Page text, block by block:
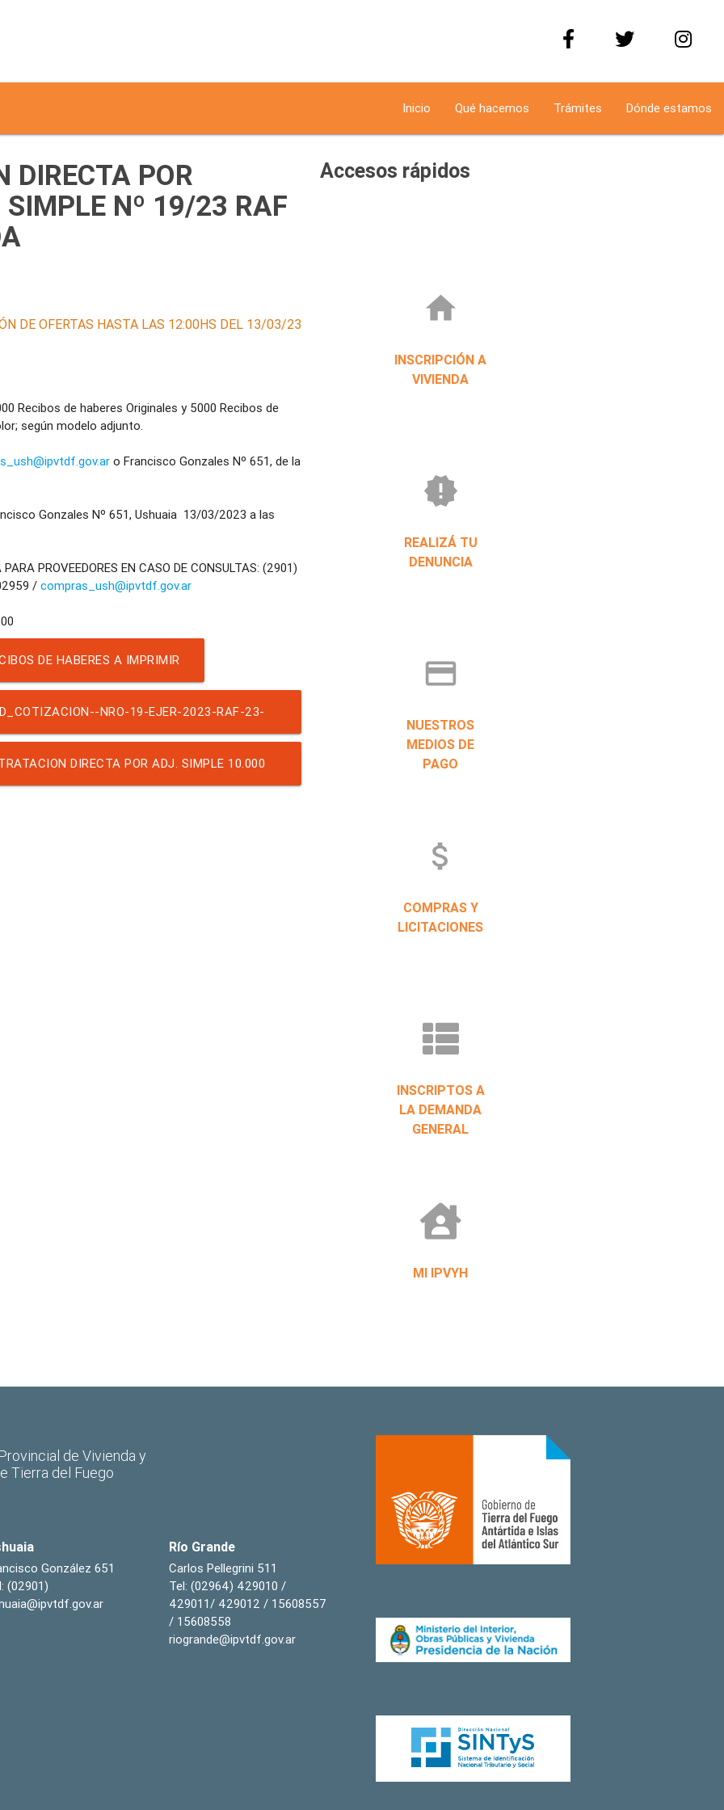
Inicio Qué hacemos Trámites Dónde estamos
DIRECTA POR
Nº 19/23 RAF
DE OFERTAS HASTA LAS 12:00HS DEL 13/03/23
Recibos de haberes Originales y 5000 Recibos de
según modelo adjunto.
o Francisco Gonzales Nº 651, de la
Gonzales Nº 651, Ushuaia 13/03/2023 a las
PROVEEDORES EN CASO DE CONSULTAS: (2901)
/ compras_ush@ipvtdf.gov.ar
DE HABERES A IMPRIMIR
NRO-19-EJER-2023-RAF-23-
DIRECTA POR ADJ. SIMPLE 10.000
Accesos rápidos
home
INSCRIPCIÓN A
VIVIENDA
new_releases
REALIZÁ TU
DENUNCIA
credit_card
NUESTROS
MEDIOS DE
PAGO
attach_money
COMPRAS Y
LICITACIONES
INSCRIPTOS A
LA DEMANDA
GENERAL
MI IPVYH
de Vivienda y
Tierra del Fuego
González 651
(02901)
Río Grande
Carlos Pellegrini 511
Tel: (02964) 429010 /
429011/ 429012 / 15608557
/ 15608558
riogrande@ipvtdf.gov.ar